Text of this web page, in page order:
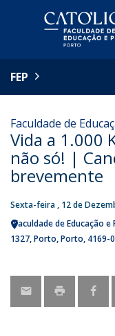
FEP
Faculdade de
Vida a 1.000
não só! |
brevemente
Sexta-feira , 12 de
Faculdade de Educação
1327 Porto Porto 4169-